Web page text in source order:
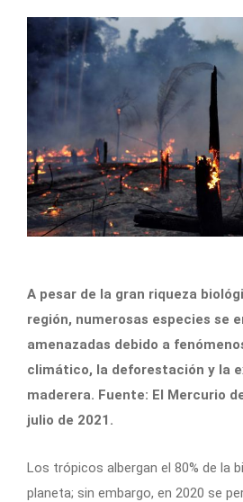
A pesar de la gran riqueza
región, numerosas especies se
amenazadas debido a
climático, la deforestación y la
maderera. Fuente: El Mercurio
julio de 2021.
Los trópicos albergan el 80% de la
planeta; sin embargo, en 2020 se